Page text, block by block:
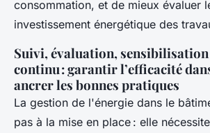
consommation, et de mieux évaluer
investissement énergétique des
Suivi, évaluation,
continu : garantir l’efficacité
ancrer les bonnes pratiques
La gestion de l'énergie dans le
pas à la mise en place : elle